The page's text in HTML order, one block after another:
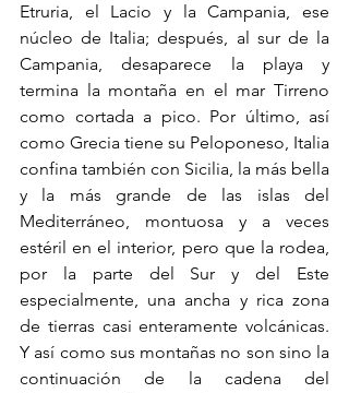
Etruria, el Lacio y la Campania, ese
núcleo de Italia; después, al sur de la
Campania, desaparece la playa y
termina la montaña en el mar Tirreno
como cortada a pico. Por último, así
como Grecia tiene su Peloponeso, Italia
confina también con Sicilia, la más bella
y la más grande de las islas del
Mediterráneo, montuosa y a veces
estéril en el interior, pero que la rodea,
por la parte del Sur y del Este
especialmente, una ancha y rica zona
de tierras casi enteramente volcánicas.
Y así como sus montañas no son sino la
continuación de la cadena del